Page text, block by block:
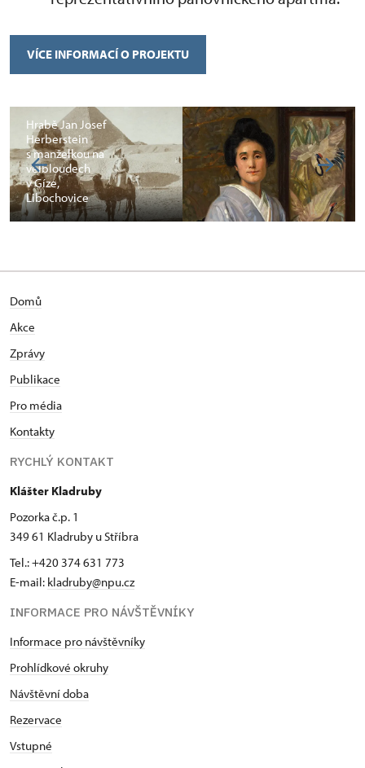
VÍCE INFORMACÍ O PROJEKTU
Hrabě Jan Josef
Herberstein
s manželkou na
velbloudech
v Gíze,
Libochovice
Domů
Akce
Zprávy
Publikace
Pro média
Kontakty
RYCHLÝ KONTAKT
Klášter Kladruby
Pozorka č.p. 1
349 61 Kladruby u Stříbra
Tel.: +420 374 631 773
E-mail: kladruby@npu.cz
INFORMACE PRO NÁVŠTĚVNÍKY
Informace pro návštěvníky
Prohlídkové okruhy
Návštěvní doba
Rezervace
Vstupné